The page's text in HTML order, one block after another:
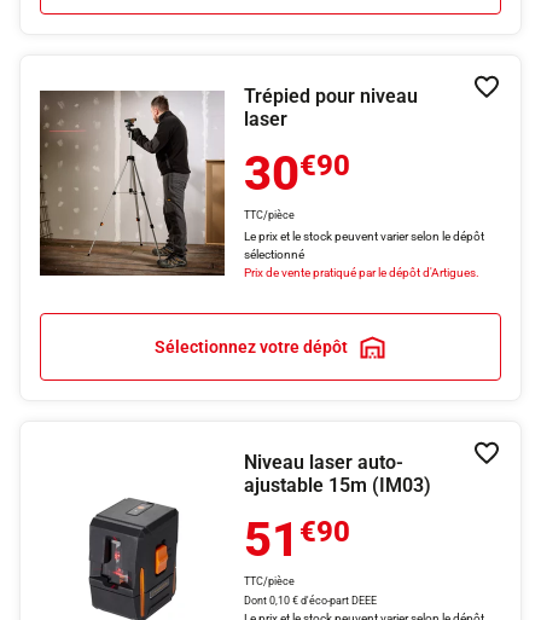
Trépied pour niveau
laser
30€90
TTC/pièce
Le prix et le stock peuvent varier selon le dépôt
sélectionné
Prix de vente pratiqué par le dépôt d'Artigues.
Sélectionnez votre dépôt
Niveau laser auto-
ajustable 15m (IM03)
51 €90
TTC/pièce
Dont 0,10 € d'éco-part DEEE